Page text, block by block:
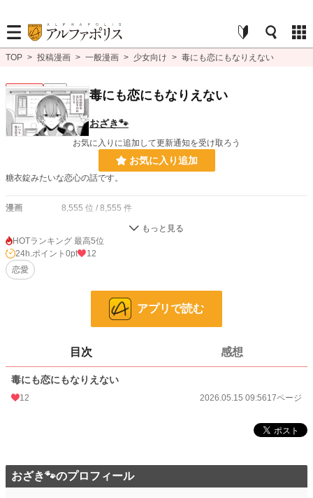
TOP > 投稿漫画 > 一般漫画 > 少女向け > 毒にも恋にもなりえない
少女向け 完結 毒にも恋にもなりえない
おざき🐾
お気に入りに追加して更新通知を受け取ろう
お気に入り追加
糖衣錠みたいな恋心の話です。
漫画 8,555 位 / 8,555 件
お気に入り 0
24h.ポイント
2026.05.15 09:56
週間ポイント 21 pt (667 位)
月間ポイント
HOTランキング 最高5位
24h.ポイント 0pt
12
恋愛
アプリで読む
目次 感想
毒にも恋にもなりえない
12 2026.05.15 09:5617ページ
おざき🐾のプロフィール